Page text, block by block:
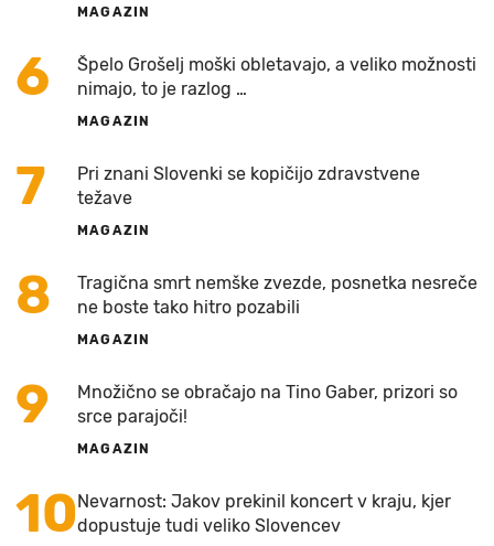
MAGAZIN
6
Špelo Grošelj moški obletavajo, a veliko možnosti
nimajo, to je razlog …
MAGAZIN
7
Pri znani Slovenki se kopičijo zdravstvene
težave
MAGAZIN
8
Tragična smrt nemške zvezde, posnetka nesreče
ne boste tako hitro pozabili
MAGAZIN
9
Množično se obračajo na Tino Gaber, prizori so
srce parajoči!
MAGAZIN
10Nevarnost: Jakov prekinil koncert v kraju, kjer
dopustuje tudi veliko Slovencev